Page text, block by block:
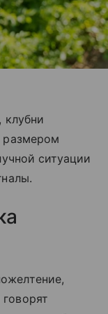
клубни
размером
ситуации